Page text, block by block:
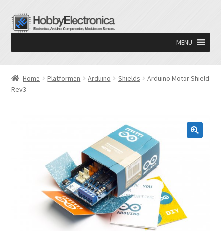
Ga
door
navigatie
Ga
naar
inhoud
MENU
Home Platformen Arduino Shields
Arduino Motor Shield
Rev3